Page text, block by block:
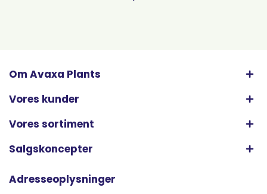
Om Avaxa Plants
Vores kunder
Vores sortiment
Salgskoncepter
Adresseoplysninger